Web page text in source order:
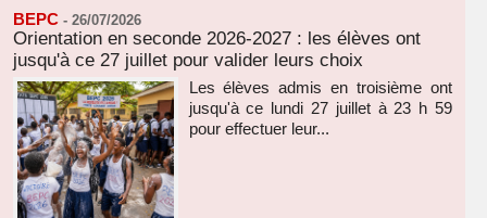
BEPC - 26/07/2026
Orientation en seconde 2026-2027 : les élèves ont
jusqu'à ce 27 juillet pour valider leurs choix
Les élèves admis en troisième ont
jusqu'à ce lundi 27 juillet à 23 h 59
pour effectuer leur...